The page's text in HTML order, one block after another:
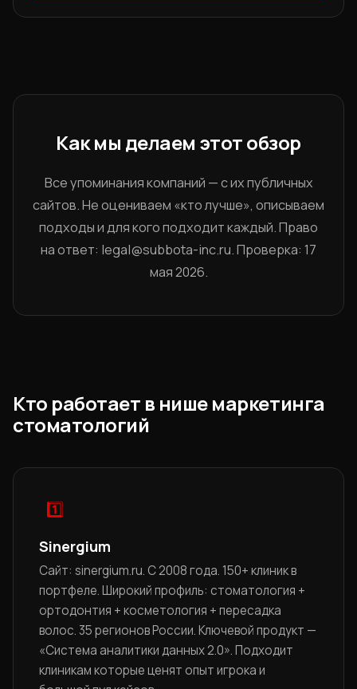
Как мы делаем этот обзор
Все упоминания компаний — с их публичных
сайтов. Не оцениваем «кто лучше», описываем
подходы и для кого подходит каждый. Право
на ответ: legal@subbota-inc.ru. Проверка: 17
мая 2026.
Кто работает в нише маркетинга
стоматологий
1️⃣
Sinergium
Сайт: sinergium.ru. С 2008 года. 150+ клиник в
портфеле. Широкий профиль: стоматология +
ортодонтия + косметология + пересадка
волос. 35 регионов России. Ключевой продукт —
«Система аналитики данных 2.0». Подходит
клиникам которые ценят опыт игрока и